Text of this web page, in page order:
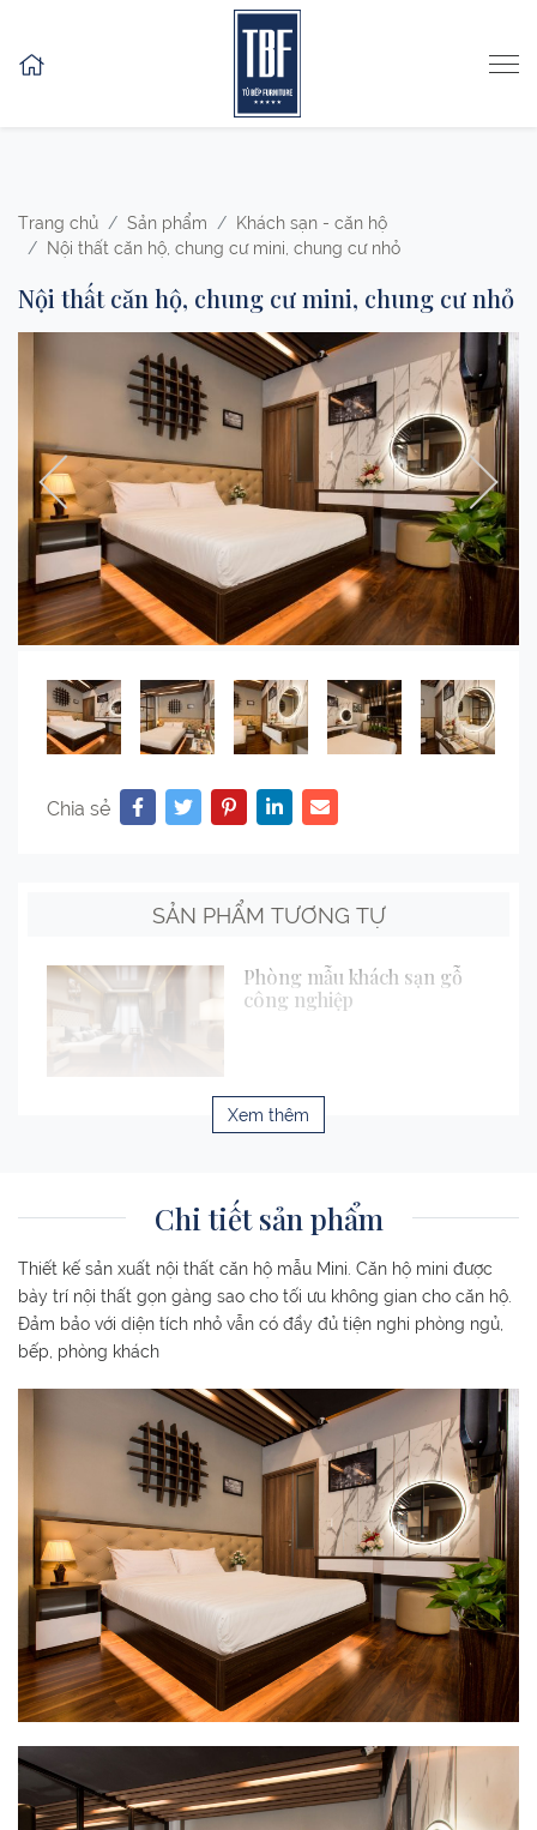
Trang chủ
Sản phẩm
Khách sạn - căn hộ
Nội thất căn hộ, chung cư mini, chung cư nhỏ
Nội thất căn hộ, chung cư mini, chung cư nhỏ
Chia sẻ
SẢN PHẨM TƯƠNG TỰ
Phòng mẫu khách sạn gỗ
công nghiệp
Xem thêm
Chi tiết sản phẩm
Thiết kế sản xuất nội thất căn hộ mẫu Mini. Căn hộ mini được
bày trí nội thất gọn gàng sao cho tối ưu không gian cho căn hộ.
Đảm bảo với diện tích nhỏ vẫn có đầy đủ tiện nghi phòng ngủ,
bếp, phòng khách